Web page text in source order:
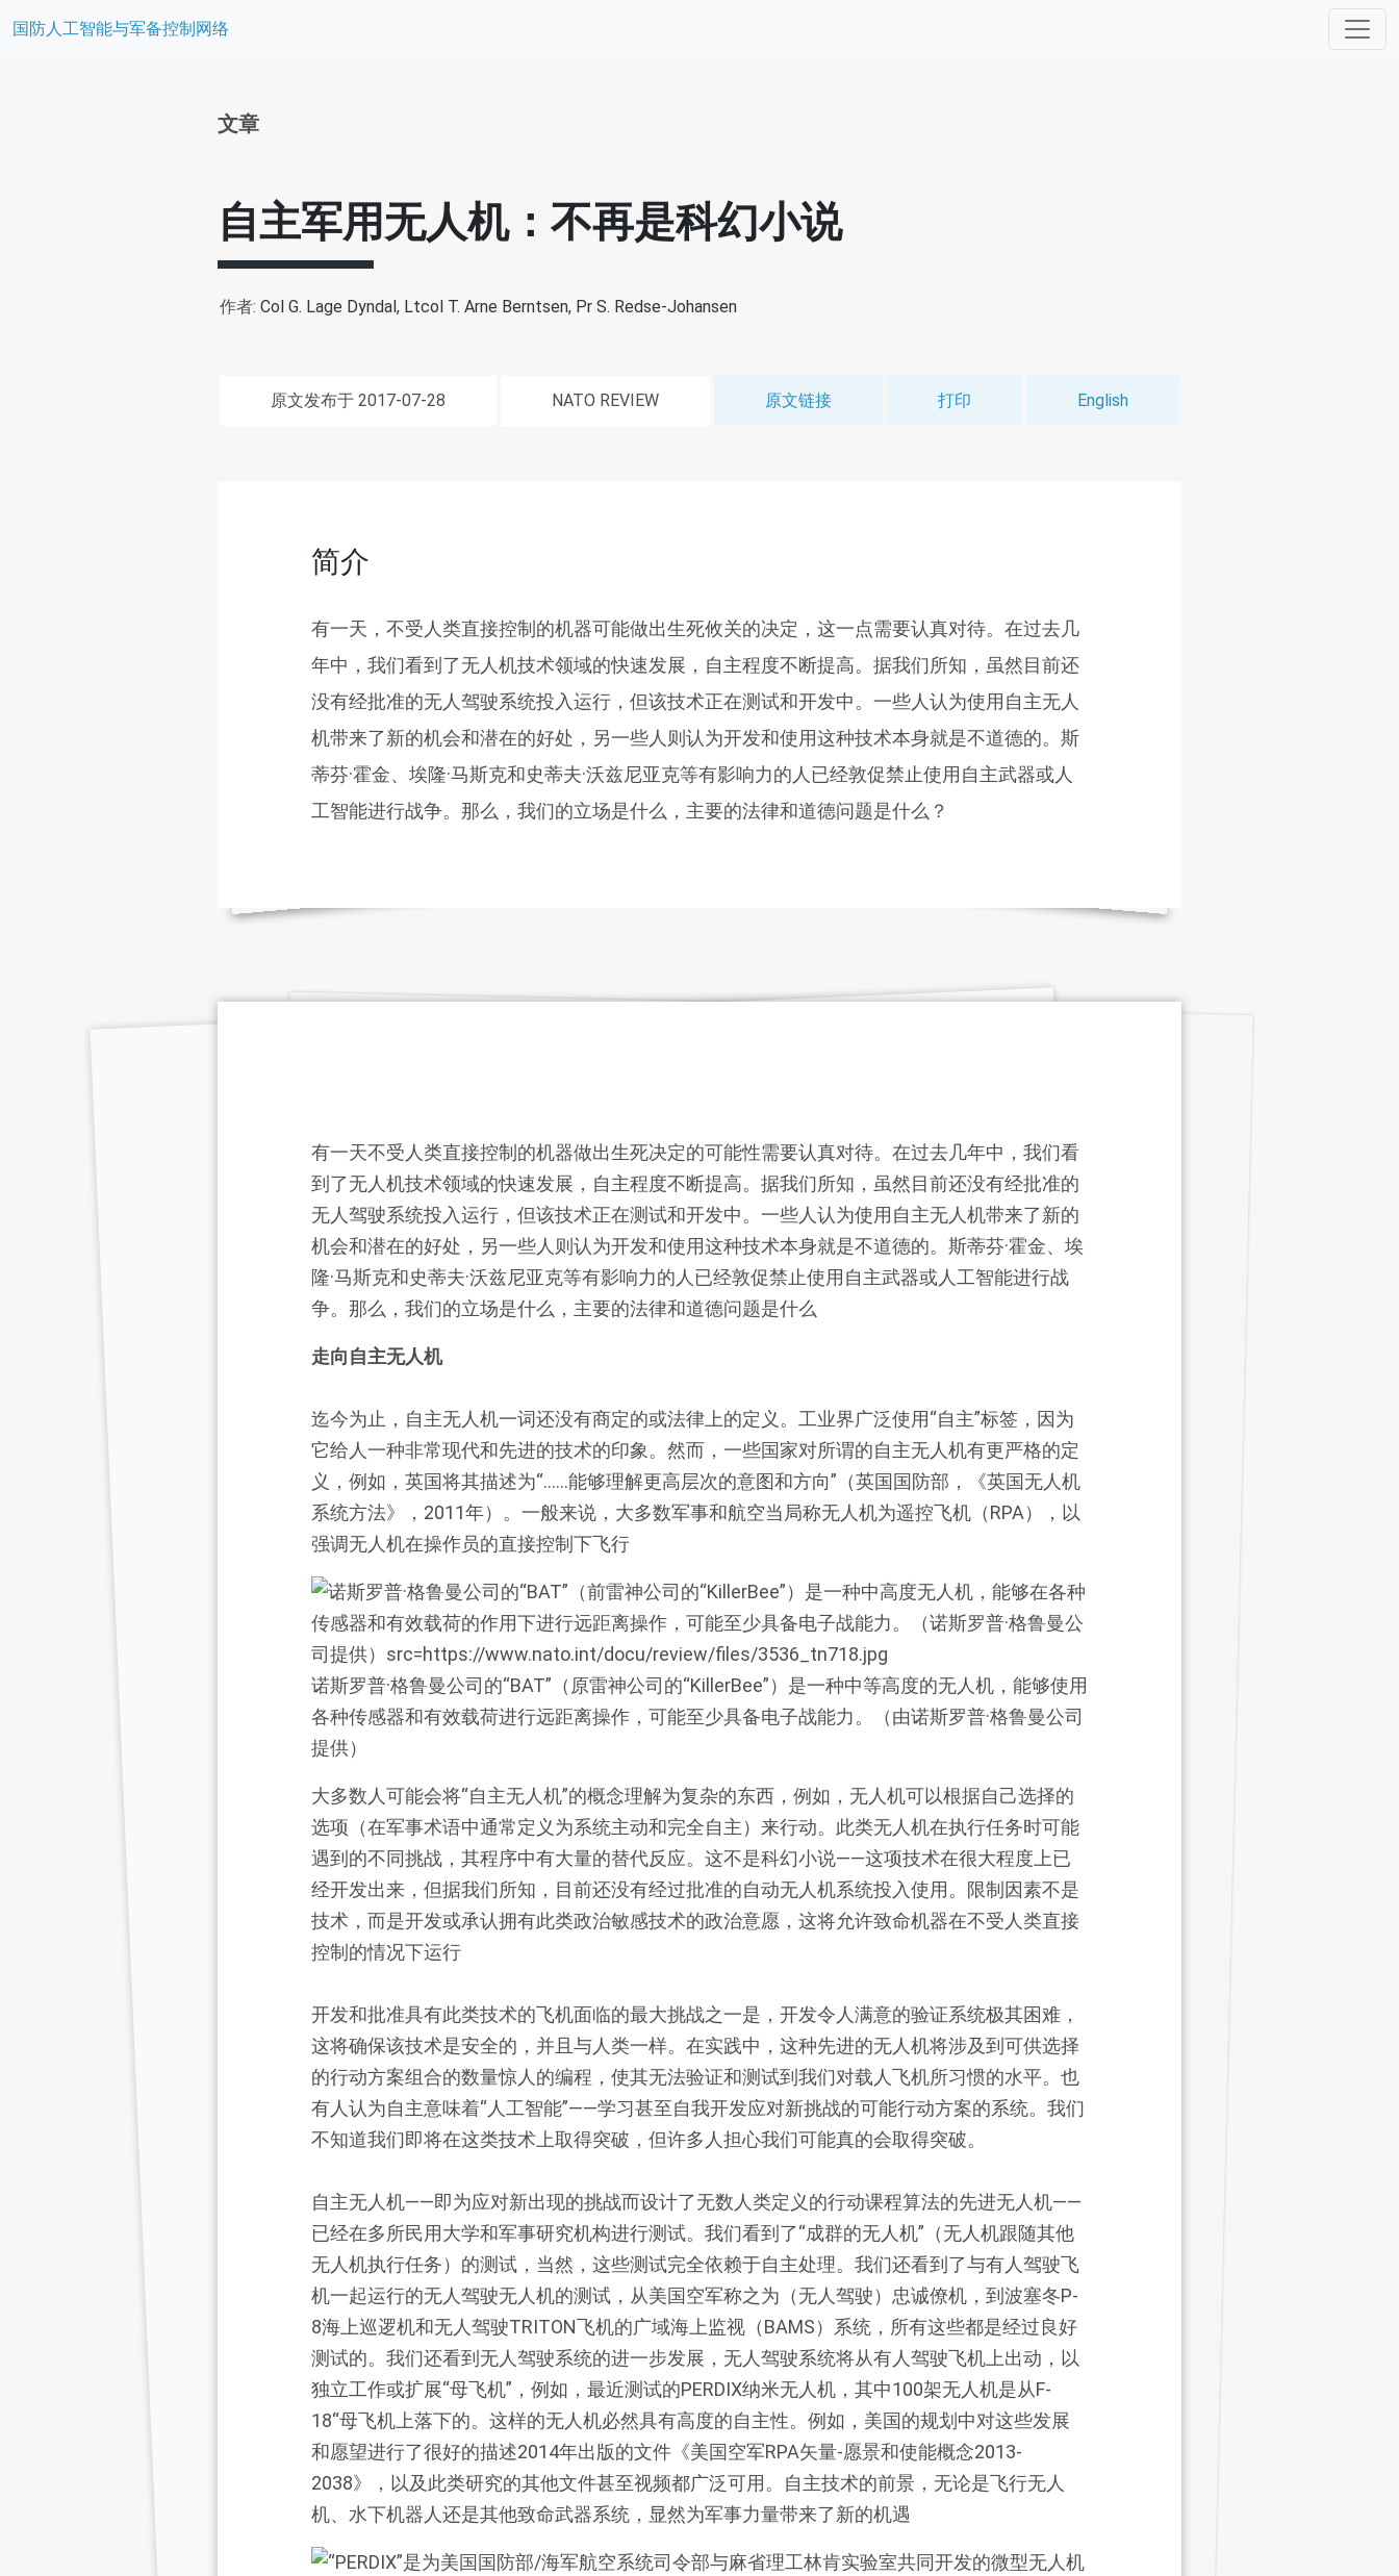
国防人工智能与军备控制网络
文章
自主军用无人机：不再是科幻小说
作者: Col G. Lage Dyndal, Ltcol T. Arne Berntsen, Pr S. Redse-Johansen
原文发布于 2017-07-28 NATO REVIEW 原文链接 打印 English
简介
有一天，不受人类直接控制的机器可能做出生死攸关的决定，这一点需要认真对待。在过去几
年中，我们看到了无人机技术领域的快速发展，自主程度不断提高。据我们所知，虽然目前还
没有经批准的无人驾驶系统投入运行，但该技术正在测试和开发中。一些人认为使用自主无人
机带来了新的机会和潜在的好处，另一些人则认为开发和使用这种技术本身就是不道德的。斯
蒂芬·霍金、埃隆·马斯克和史蒂夫·沃兹尼亚克等有影响力的人已经敦促禁止使用自主武器或人
工智能进行战争。那么，我们的立场是什么，主要的法律和道德问题是什么？
有一天不受人类直接控制的机器做出生死决定的可能性需要认真对待。在过去几年中，我们看
到了无人机技术领域的快速发展，自主程度不断提高。据我们所知，虽然目前还没有经批准的
无人驾驶系统投入运行，但该技术正在测试和开发中。一些人认为使用自主无人机带来了新的
机会和潜在的好处，另一些人则认为开发和使用这种技术本身就是不道德的。斯蒂芬·霍金、埃
隆·马斯克和史蒂夫·沃兹尼亚克等有影响力的人已经敦促禁止使用自主武器或人工智能进行战
争。那么，我们的立场是什么，主要的法律和道德问题是什么
走向自主无人机
迄今为止，自主无人机一词还没有商定的或法律上的定义。工业界广泛使用“自主”标签，因为
它给人一种非常现代和先进的技术的印象。然而，一些国家对所谓的自主无人机有更严格的定
义，例如，英国将其描述为“……能够理解更高层次的意图和方向”（英国国防部，《英国无人机
系统方法》，2011年）。一般来说，大多数军事和航空当局称无人机为遥控飞机（RPA），以
强调无人机在操作员的直接控制下飞行
诺斯罗普·格鲁曼公司的“BAT”（原雷神公司的“KillerBee”）是一种中等高度的无人机，能够使用
各种传感器和有效载荷进行远距离操作，可能至少具备电子战能力。（由诺斯罗普·格鲁曼公司
提供）
大多数人可能会将“自主无人机”的概念理解为复杂的东西，例如，无人机可以根据自己选择的
选项（在军事术语中通常定义为系统主动和完全自主）来行动。此类无人机在执行任务时可能
遇到的不同挑战，其程序中有大量的替代反应。这不是科幻小说——这项技术在很大程度上已
经开发出来，但据我们所知，目前还没有经过批准的自动无人机系统投入使用。限制因素不是
技术，而是开发或承认拥有此类政治敏感技术的政治意愿，这将允许致命机器在不受人类直接
控制的情况下运行
开发和批准具有此类技术的飞机面临的最大挑战之一是，开发令人满意的验证系统极其困难，
这将确保该技术是安全的，并且与人类一样。在实践中，这种先进的无人机将涉及到可供选择
的行动方案组合的数量惊人的编程，使其无法验证和测试到我们对载人飞机所习惯的水平。也
有人认为自主意味着“人工智能”——学习甚至自我开发应对新挑战的可能行动方案的系统。我们
不知道我们即将在这类技术上取得突破，但许多人担心我们可能真的会取得突破。
自主无人机——即为应对新出现的挑战而设计了无数人类定义的行动课程算法的先进无人机——
已经在多所民用大学和军事研究机构进行测试。我们看到了“成群的无人机”（无人机跟随其他
无人机执行任务）的测试，当然，这些测试完全依赖于自主处理。我们还看到了与有人驾驶飞
机一起运行的无人驾驶无人机的测试，从美国空军称之为（无人驾驶）忠诚僚机，到波塞冬P-
8海上巡逻机和无人驾驶TRITON飞机的广域海上监视（BAMS）系统，所有这些都是经过良好
测试的。我们还看到无人驾驶系统的进一步发展，无人驾驶系统将从有人驾驶飞机上出动，以
独立工作或扩展“母飞机”，例如，最近测试的PERDIX纳米无人机，其中100架无人机是从F-
18“母飞机上落下的。这样的无人机必然具有高度的自主性。例如，美国的规划中对这些发展
和愿望进行了很好的描述2014年出版的文件《美国空军RPA矢量-愿景和使能概念2013-
2038》，以及此类研究的其他文件甚至视频都广泛可用。自主技术的前景，无论是飞行无人
机、水下机器人还是其他致命武器系统，显然为军事力量带来了新的机遇